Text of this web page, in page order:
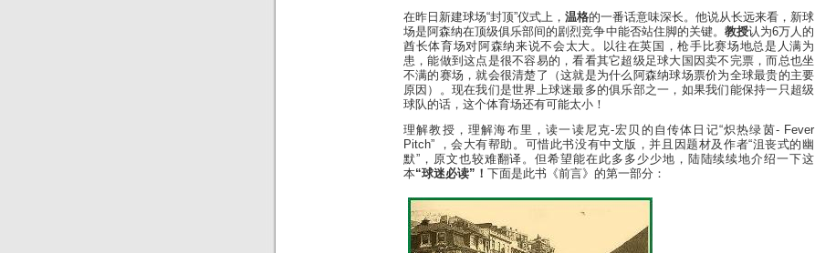
在昨日新建球场“封顶”仪式上， 温格的一番话意味深长。他说从长远来看，新球
场是阿森纳在顶级俱乐部间的剧烈竞争中能否站住脚的关键。 教授认为6万人的
酋长体育场对阿森纳来说不会太大。以往在英国，枪手比赛场地总是人满为
患，能做到这点是很不容易的，看看其它超级足球大国因卖不完票，而总也坐
不满的赛场，就会很清楚了（这就是为什么阿森纳球场票价为全球最贵的主要
原因）。现在我们是世界上球迷最多的俱乐部之一，如果我们能保持一只超级
球队的话，这个体育场还有可能太小！
理解教授，理解海布里，读一读尼克-宏贝的自传体日记“炽热绿茵- Fever
Pitch” ，会大有帮助。可惜此书没有中文版，并且因题材及作者“沮丧式的幽
默”，原文也较难翻译。但希望能在此多多少少地，陆陆续续地介绍一下这
本“球迷必读”！ 下面是此书《前言》的第一部分：